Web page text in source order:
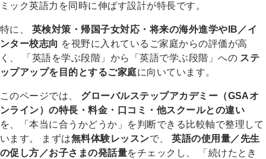
ミック英語力を同時に伸ばす設計が特長です。
特に、 英検対策・帰国子女対応・将来の海外進学やIB／イ
ンター校志向 を視野に入れているご家庭からの評価が高
く、 「英語を学ぶ段階」から「英語で学ぶ段階」への ステ
ップアップを目的とするご家庭に向いています。
このページでは、 グローバルステップアカデミー（GSAオ
ンライン）の特長・料金・口コミ・他スクールとの違い
を、「本当に合うかどうか」を判断できる比較軸で整理して
います。 まずは無料体験レッスンで、英語の使用量／先生
の促し方／お子さまの発話量をチェックし、 「続けたとき